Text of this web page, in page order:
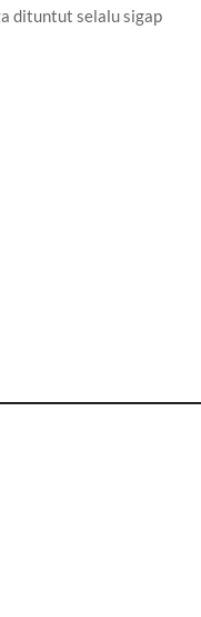
dituntut selalu sigap